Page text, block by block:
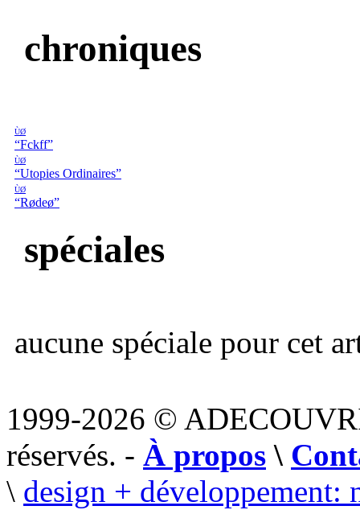
chroniques
ÙØ
“Fckff”
ÙØ
“Utopies Ordinaires”
ÙØ
“Rødeø”
spéciales
aucune spéciale pour cet
1999-2026 ©
réservés. - À propos \
\ design + développement: